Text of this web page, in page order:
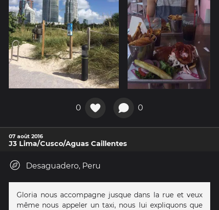
0 0
07 août 2016
J3 Lima/Cusco/Aguas Caillentes
Desaguadero, Peru
Gloria nous accompagne jusque dans la rue et veux
même nous appeler un taxi, nous lui expliquons que